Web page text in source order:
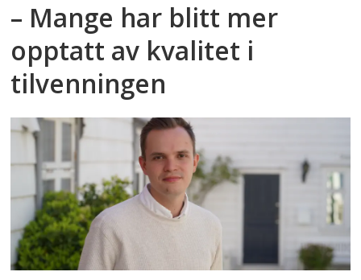
– Mange har blitt mer
opptatt av kvalitet i
tilvenningen